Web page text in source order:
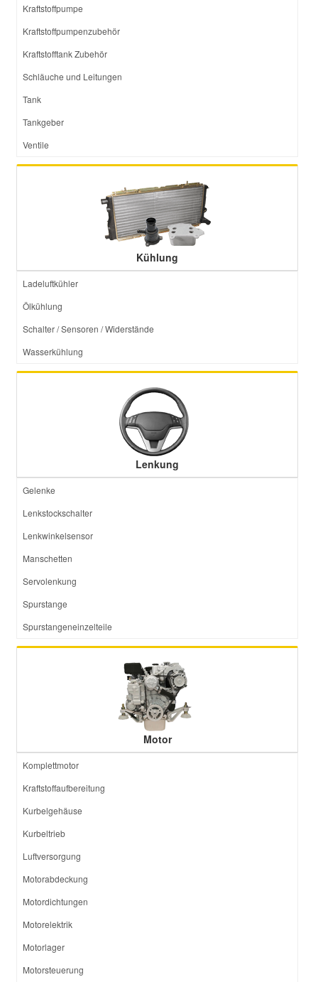
Kraftstoffpumpe
Kraftstoffpumpenzubehör
Kraftstofftank Zubehör
Schläuche und Leitungen
Tank
Tankgeber
Ventile
Kühlung
Ladeluftkühler
Ölkühlung
Schalter / Sensoren / Widerstände
Wasserkühlung
Lenkung
Gelenke
Lenkstockschalter
Lenkwinkelsensor
Manschetten
Servolenkung
Spurstange
Spurstangeneinzelteile
Motor
Komplettmotor
Kraftstoffaufbereitung
Kurbelgehäuse
Kurbeltrieb
Luftversorgung
Motorabdeckung
Motordichtungen
Motorelektrik
Motorlager
Motorsteuerung